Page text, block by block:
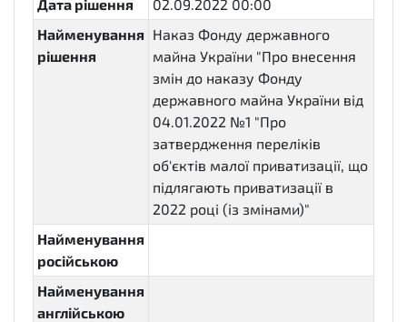
Дата рішення
02.09.2022 00:00
Найменування
рішення
Наказ Фонду державного
майна України "Про внесення
змін до наказу Фонду
державного майна України від
04.01.2022 №1 "Про
затвердження переліків
об'єктів малої приватизації, що
підлягають приватизації в
2022 році (із змінами)"
Найменування
російською
Найменування
англійською